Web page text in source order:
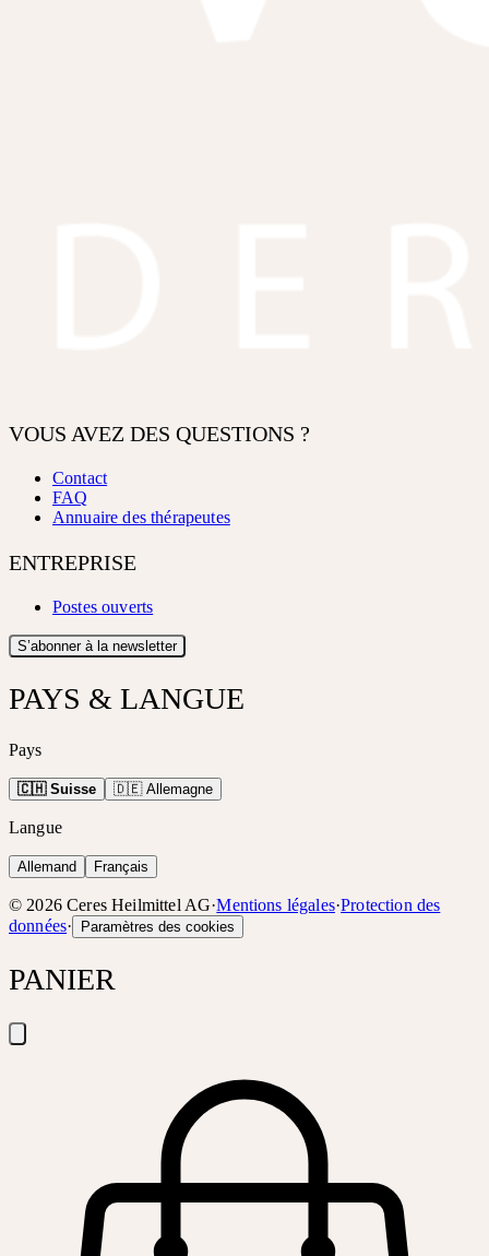
VOUS AVEZ DES QUESTIONS ?
Contact
FAQ
Annuaire des thérapeutes
ENTREPRISE
Postes ouverts
S’abonner à la newsletter
PAYS & LANGUE
Pays
🇨🇭 Suisse 🇩🇪 Allemagne
Langue
Allemand Français
© 2026 Ceres Heilmittel AG·Mentions légales·Protection des
données· Paramètres des cookies
PANIER